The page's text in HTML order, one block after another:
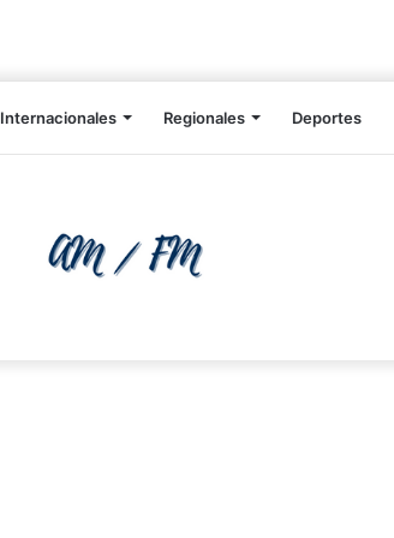
Internacionales Regionales Deportes